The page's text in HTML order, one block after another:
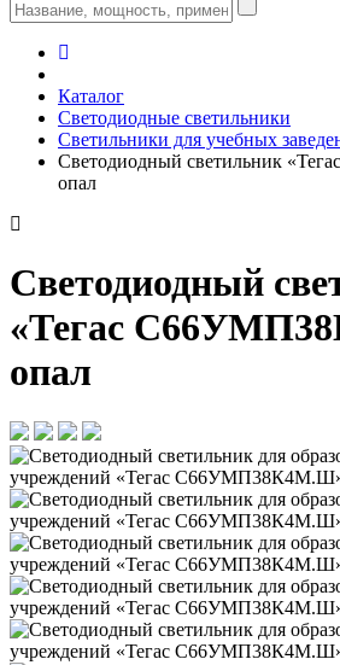
Каталог
Светодиодные светильники
Светильники для учебных
Светодиодный светильник
опал
Светодиодный
«Тегас
опал